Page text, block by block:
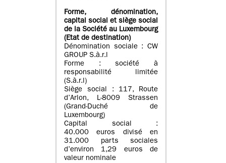
Forme, dénomination,
capital social et siège social
de la Société au Luxembourg
(Etat de destination)
Dénomination sociale : CW
GROUP S.à.r.l
Forme : société à
responsabilité limitée
(S.à.r.l)
Siège social : 117, Route
d’Arlon, L-8009 Strassen
(Grand-Duché de
Luxembourg)
Capital social :
40.000 euros divisé en
31.000 parts sociales
d’environ 1,29 euros de
valeur nominale